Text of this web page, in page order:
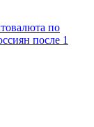
по
после 1